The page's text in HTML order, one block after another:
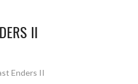
II
Enders II